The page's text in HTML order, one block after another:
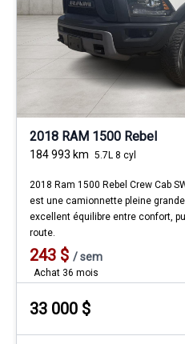
2018 RAM 1500 Rebel
184 993 km 5.7L 8 cyl
2018 Ram 1500 Rebel Crew Cab
est une camionnette pleine
excellent équilibre entre confort,
route.
243 $ /sem
Achat 36 mois
33 000 $